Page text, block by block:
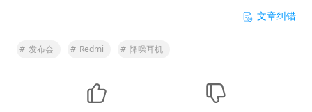
文章纠错
# 发布会 # Redmi # 降噪耳机